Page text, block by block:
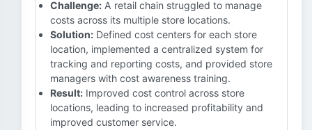
Challenge: A retail chain struggled to manage
costs across its multiple store locations.
Solution: Defined cost centers for each store
location, implemented a centralized system for
tracking and reporting costs, and provided store
managers with cost awareness training.
Result: Improved cost control across store
locations, leading to increased profitability and
improved customer service.